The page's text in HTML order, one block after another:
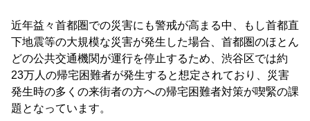
近年益々首都圏での災害にも警戒が高まる中、もし首都直
下地震等の大規模な災害が発生した場合、首都圏のほとん
どの公共交通機関が運行を停止するため、渋谷区では約
23万人の帰宅困難者が発生すると想定されており、災害
発生時の多くの来街者の方への帰宅困難者対策が喫緊の課
題となっています。